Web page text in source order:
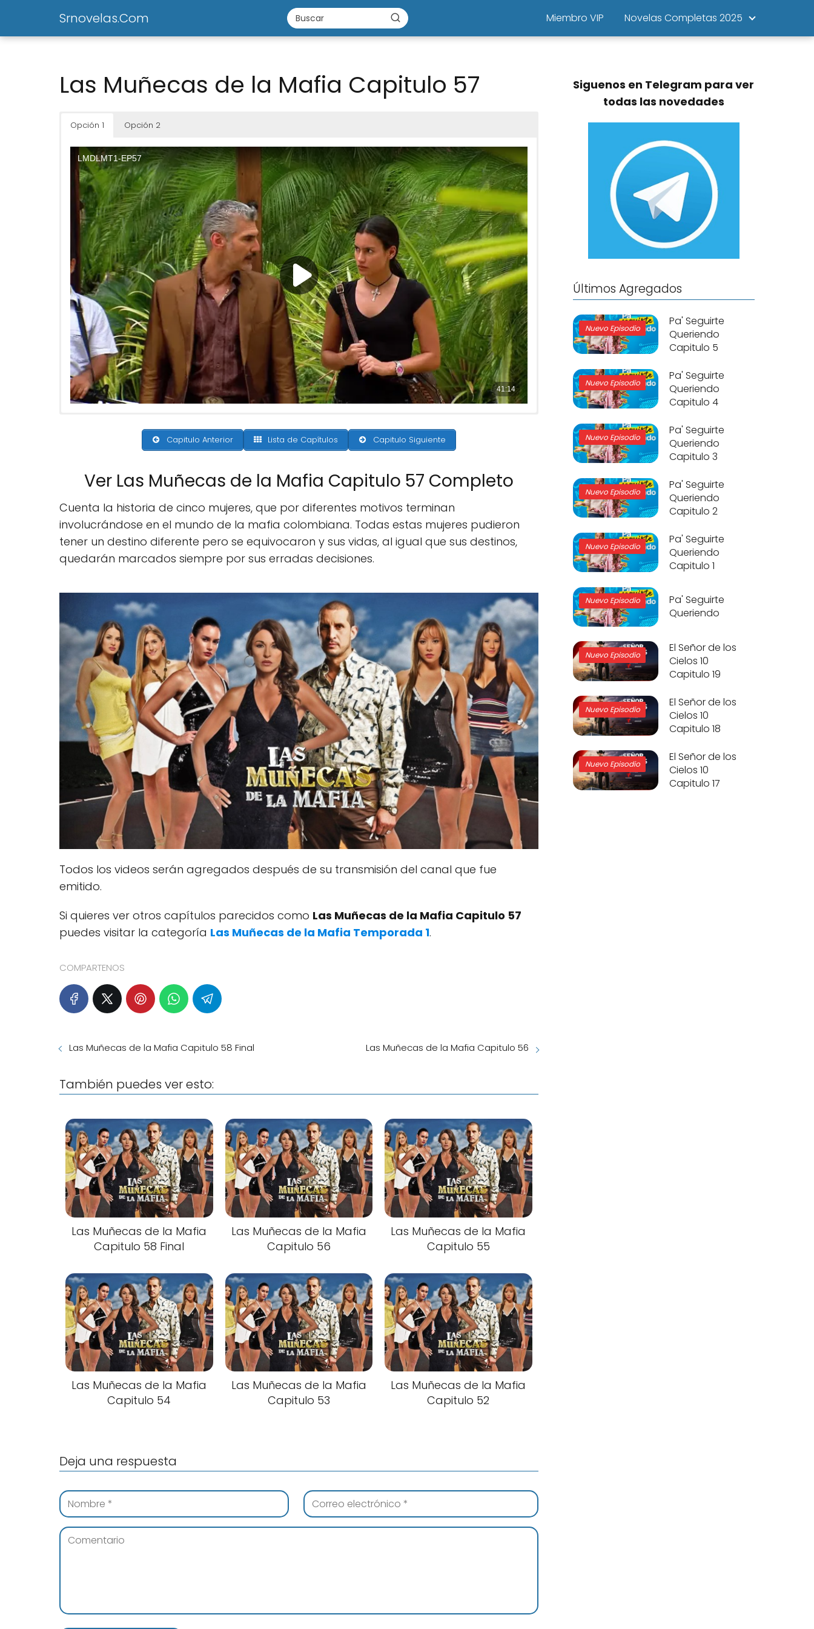
Srnovelas.Com Miembro VIP Novelas Completas 2025
Las Muñecas de la Mafia Capitulo 57
Opción 1 Opción 2
Capitulo Anterior Lista de Capítulos Capitulo Siguiente
Ver Las Muñecas de la Mafia Capitulo 57 Completo
Cuenta la historia de cinco mujeres, que por diferentes motivos terminan
involucrándose en el mundo de la mafia colombiana. Todas estas mujeres pudieron
tener un destino diferente pero se equivocaron y sus vidas, al igual que sus destinos,
quedarán marcados siempre por sus erradas decisiones.
Todos los videos serán agregados después de su transmisión del canal que fue
emitido.
Si quieres ver otros capítulos parecidos como Las Muñecas de la Mafia Capitulo 57
puedes visitar la categoría Las Muñecas de la Mafia Temporada 1.
COMPARTENOS
Las Muñecas de la Mafia Capitulo 58 Final Las Muñecas de la Mafia Capitulo 56
También puedes ver esto:
Las Muñecas de la Mafia
Capitulo 58 Final
Las Muñecas de la Mafia
Capitulo 56
Las Muñecas de la Mafia
Capitulo 55
Las Muñecas de la Mafia
Capitulo 54
Las Muñecas de la Mafia
Capitulo 53
Las Muñecas de la Mafia
Capitulo 52
Deja una respuesta
Siguenos en Telegram para ver
todas las novedades
Últimos Agregados
Nuevo Episodio
Pa' Seguirte
Queriendo
Capitulo 5
Nuevo Episodio
Pa' Seguirte
Queriendo
Capitulo 4
Nuevo Episodio
Pa' Seguirte
Queriendo
Capitulo 3
Nuevo Episodio
Pa' Seguirte
Queriendo
Capitulo 2
Nuevo Episodio
Pa' Seguirte
Queriendo
Capitulo 1
Nuevo Episodio
Pa' Seguirte
Queriendo
Nuevo Episodio
El Señor de los
Cielos 10
Capitulo 19
Nuevo Episodio
El Señor de los
Cielos 10
Capitulo 18
Nuevo Episodio
El Señor de los
Cielos 10
Capitulo 17